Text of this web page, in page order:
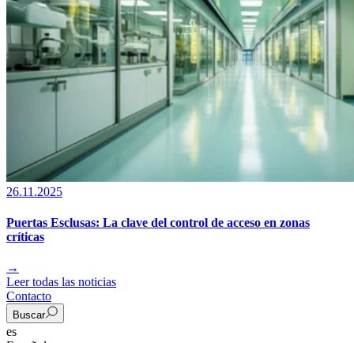
26.11.2025
Puertas Esclusas: La clave del control de acceso en zonas
críticas
→
Leer todas las noticias
Contacto
Buscar
es